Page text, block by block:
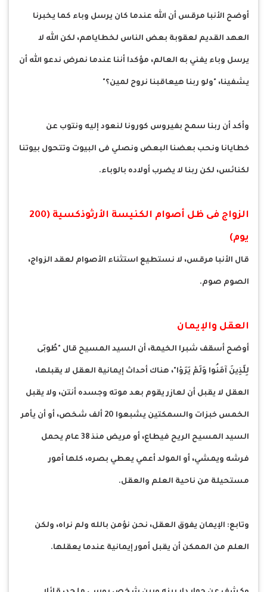
أوضح الأنبا مرقس أن الله عندما كان يرسل وباء كما يخبرنا
العهد القديم لعقوبة بعض الناس لخطاياهم، لكن الله لا
يرسل وباء يفني به العالم، مؤكدا أننا عندما نمرض ندعو الله أن
يشفينا، "ولو ربنا هيعاقبنا نروح لمين؟"
وأكد أن ربنا سمح بفيروس كورونا لنعود إليه ونتوب عن
خطايانا ونحب بعضنا البعض ونصلي فى البيوت وتتحول بيوتنا
لكنائس، لكن ربنا لا يضرب أولاده بالوباء.
الزواج فى ظل أصوام الكنيسة الأرثوذكسية (200
يوم)
قال الأنبا مرقس، لا نستطيع استثناء الأصوام لعقد الزواج،
الصوم صوم.
العقل والإيمان
أوضح أسقف شبرا الخيمة، أن السيد المسيح قال "طُوبَى
لِلَّذِينَ آمَنُوا وَلَمْ يَرَوْا"، هناك أحداث إيمانية العقل لا يقبلها،
العقل لا يقبل أن لعازر يقوم بعد موته وجسده أنتن، ولا يقبل
الخمس خبزات والسمكتين يشبعوا 20 ألف شخص، أو أن يأمر
السيد المسيح الريح فيطاع، أو مريض منذ 38 عام يحمل
فرشه ويمشي، أو المولد أعمي يعطي بصره، كلها أمور
مستحيلة من ناحية العلم والعقل.
وتابع: الإيمان يفوق العقل، نحن نؤمن بالله ولم نراه، ولكن
العلم من الممكن أن يقبل أمور إيمانية عندما يعقلها.